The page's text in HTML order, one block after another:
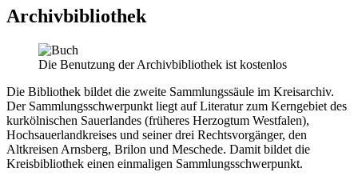
Archivbibliothek
Die Benutzung der Archivbibliothek ist kostenlos
Die Bibliothek bildet die zweite Sammlungssäule im Kreisarchiv.
Der Sammlungsschwerpunkt liegt auf Literatur zum Kerngebiet des
kurkölnischen Sauerlandes (früheres Herzogtum Westfalen),
Hochsauerlandkreises und seiner drei Rechtsvorgänger, den
Altkreisen Arnsberg, Brilon und Meschede. Damit bildet die
Kreisbibliothek einen einmaligen Sammlungsschwerpunkt.